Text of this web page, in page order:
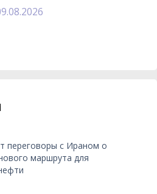
переговоры с Ираном о
маршрута для